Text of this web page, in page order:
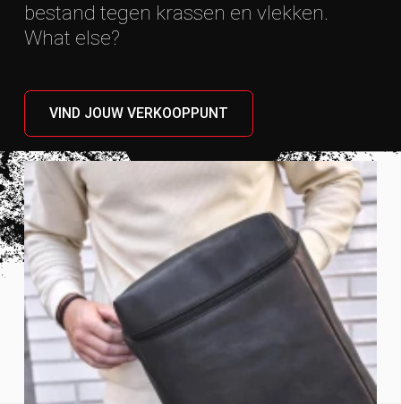
bestand tegen krassen en vlekken.
What else?
VIND JOUW VERKOOPPUNT